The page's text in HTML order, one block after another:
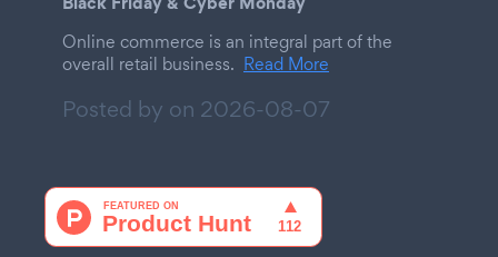
Online commerce is an integral part of the
overall retail business. Read More
Posted by on 2026-08-07